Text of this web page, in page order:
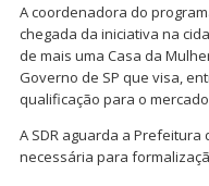
A coordenadora do
chegada da iniciativa na
de mais uma Casa da
Governo de SP que visa,
qualificação para o
A SDR aguarda a
necessária para